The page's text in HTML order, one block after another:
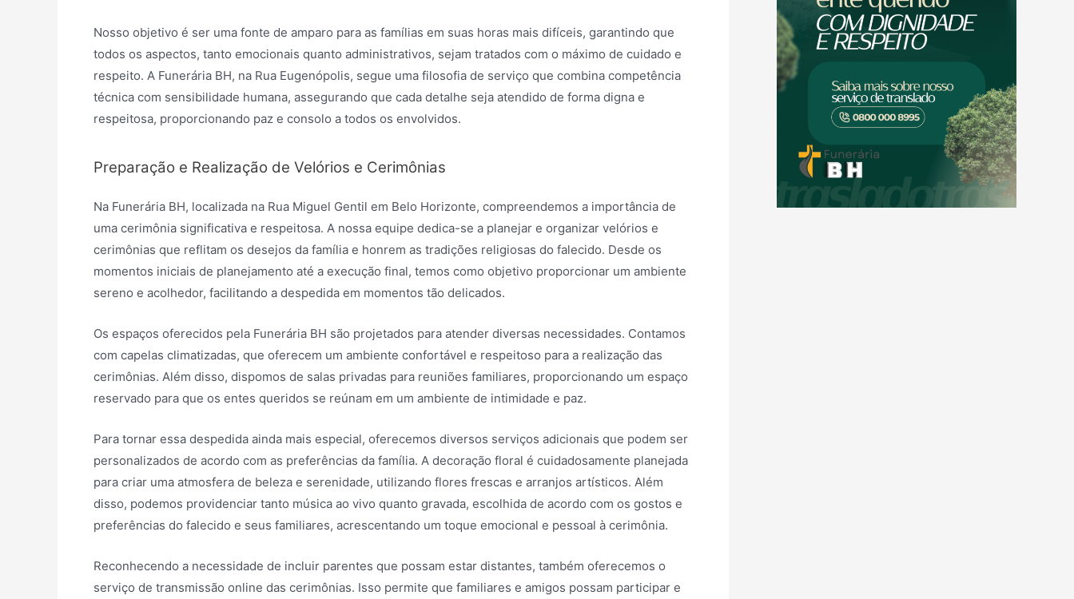
Nosso objetivo é ser uma fonte de amparo para as famílias em suas horas mais difíceis, garantindo que
todos os aspectos, tanto emocionais quanto administrativos, sejam tratados com o máximo de cuidado e
respeito. A Funerária BH, na Rua Eugenópolis, segue uma filosofia de serviço que combina competência
técnica com sensibilidade humana, assegurando que cada detalhe seja atendido de forma digna e
respeitosa, proporcionando paz e consolo a todos os envolvidos.
Preparação e Realização de Velórios e Cerimônias
Na Funerária BH, localizada na Rua Miguel Gentil em Belo Horizonte, compreendemos a importância de
uma cerimônia significativa e respeitosa. A nossa equipe dedica-se a planejar e organizar velórios e
cerimônias que reflitam os desejos da família e honrem as tradições religiosas do falecido. Desde os
momentos iniciais de planejamento até a execução final, temos como objetivo proporcionar um ambiente
sereno e acolhedor, facilitando a despedida em momentos tão delicados.
Os espaços oferecidos pela Funerária BH são projetados para atender diversas necessidades. Contamos
com capelas climatizadas, que oferecem um ambiente confortável e respeitoso para a realização das
cerimônias. Além disso, dispomos de salas privadas para reuniões familiares, proporcionando um espaço
reservado para que os entes queridos se reúnam em um ambiente de intimidade e paz.
Para tornar essa despedida ainda mais especial, oferecemos diversos serviços adicionais que podem ser
personalizados de acordo com as preferências da família. A decoração floral é cuidadosamente planejada
para criar uma atmosfera de beleza e serenidade, utilizando flores frescas e arranjos artísticos. Além
disso, podemos providenciar tanto música ao vivo quanto gravada, escolhida de acordo com os gostos e
preferências do falecido e seus familiares, acrescentando um toque emocional e pessoal à cerimônia.
Reconhecendo a necessidade de incluir parentes que possam estar distantes, também oferecemos o
serviço de transmissão online das cerimônias. Isso permite que familiares e amigos possam participar e